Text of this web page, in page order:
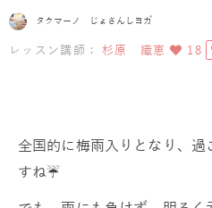
タクマーノ じょさんしヨガ
レッスン講師： 杉原 織恵 18
全国的に梅雨入りとなり、
すね☔️